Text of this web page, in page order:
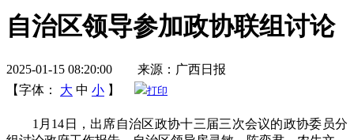
自治区领导参加政协联组讨论
2025-01-15 08:20:00 来源：广西日报
【字体：
大 中 小 】 打印
1月14日，出席自治区政协十三届三次会议的政协委员分